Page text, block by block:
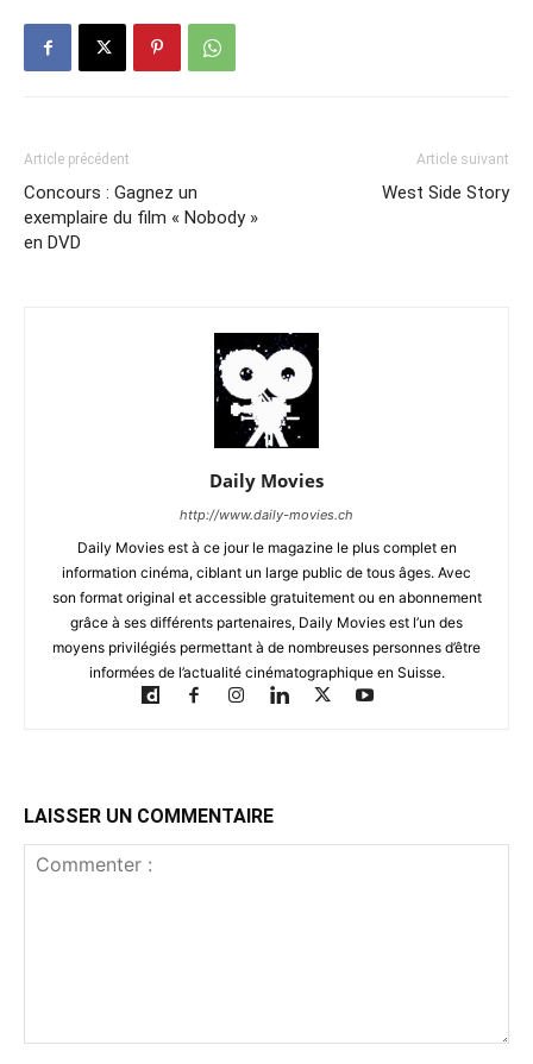
Article précédent
Concours : Gagnez un
exemplaire du film « Nobody »
en DVD
Article suivant
West Side Story
Daily Movies
http://www.daily-movies.ch
Daily Movies est à ce jour le magazine le plus complet en
information cinéma, ciblant un large public de tous âges. Avec
son format original et accessible gratuitement ou en abonnement
grâce à ses différents partenaires, Daily Movies est l’un des
moyens privilégiés permettant à de nombreuses personnes d’être
informées de l’actualité cinématographique en Suisse.
LAISSER UN COMMENTAIRE